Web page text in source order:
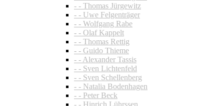
- - Thomas Jürgewitz
- - Uwe Felgenträger
- - Wolfgang Rabe
- - Olaf Kappelt
- - Thomas Rettig
- - Guido Thieme
- - Alexander Tassis
- - Sven Lichtenfeld
- - Sven Schellenberg
- - Natalia Bodenhagen
- - Peter Beck
- - Hinrich Lührssen